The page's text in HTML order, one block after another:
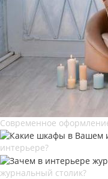
Современное
интерьере?
журнальный столик?